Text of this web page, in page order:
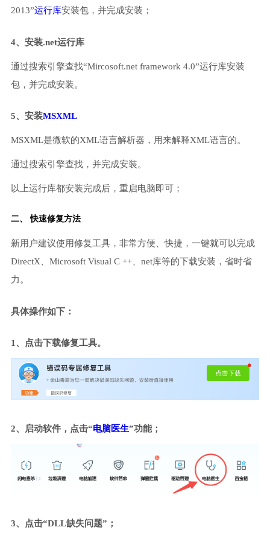
2013”运行库安装包，并完成安装；
4、安装.net运行库
通过搜索引擎查找“Mircosoft.net framework 4.0”运行库安装
包，并完成安装。
5、安装MSXML
MSXML是微软的XML语言解析器，用来解释XML语言的。
通过搜索引擎查找，并完成安装。
以上运行库都安装完成后，重启电脑即可；
二、 快速修复方法
新用户建议使用修复工具，非常方便、快捷，一键就可以完成
DirectX、Microsoft Visual C ++、net库等的下载安装，省时省
力。
具体操作如下：
1、点击下载修复工具。
2、启动软件，点击“电脑医生”功能；
3、点击“DLL缺失问题”；